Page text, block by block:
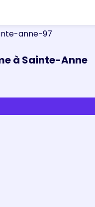
anne-97
à Sainte-Anne